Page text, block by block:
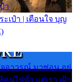
า
ะเป๋า | เตือนใจ บุญ
จอาวรณ์ มาซ่อน อยู่
นไปทั่ว แต่เรา เฝ้า